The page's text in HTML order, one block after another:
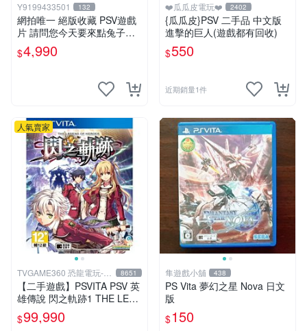
Y9199433501 132
網拍唯一 絕版收藏 PSV遊戲
片 請問您今天要來點兔子嗎
初回限定版 日文
$4,990
❤️瓜瓜皮電玩❤️ 2402
{瓜瓜皮}PSV 二手品 中文版
進擊的巨人(遊戲都有回收)
$550
近期銷量1件
人氣賣家
TVGAME360 恐龍電玩-台
中店
8651
【二手遊戲】PSVITA PSV 英
雄傳說 閃之軌跡1 THE LEG
END OF HEROES 1 I 中文版
台中
$99,990
隼遊戲小舖 438
PS Vita 夢幻之星 Nova 日文
版
$150